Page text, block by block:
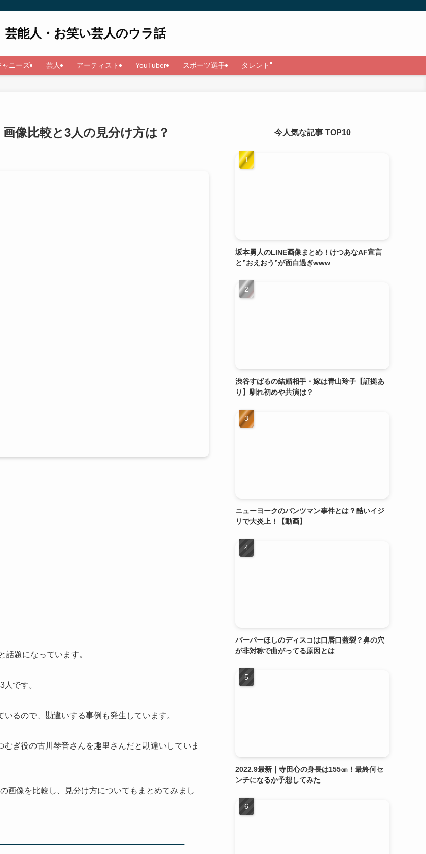
芸能人・お笑い芸人のウラ話
ャニーズ 芸人 アーティスト YouTuber スポーツ選手 タレント
像比較と3人の見分け方は？
話題になっています。
人です。
るので、 勘違いする事例 も発生しています。
ぎ役の古川琴音さんを趣里さんだと勘違いしていま
画像を比較し、見分け方についてもまとめてみまし
今人気な記事 TOP10
坂本勇人のLINE画像まとめ！けつあなAF宣言
と”おえおう”が面白過ぎwww
渋谷すばるの結婚相手・嫁は青山玲子【証拠あ
り】馴れ初めや共演は？
ニューヨークのパンツマン事件とは？酷いイジ
リで大炎上！【動画】
パーパーほしのディスコは口唇口蓋裂？鼻の穴
が非対称で曲がってる原因とは
2022.9最新｜寺田心の身長は155㎝！最終何セ
ンチになるか予想してみた